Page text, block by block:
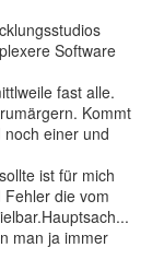
Software
fast alle.
Kommt
einer und
ist für mich
die vom
man ja immer